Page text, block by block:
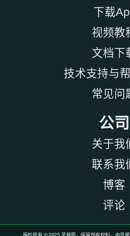
下载
视频教
文档下
技术支持与
常见问
公司
关于我
联系我
博客
评论
版权所有 © 2025 灵犀雨，保留所有权利。由灵